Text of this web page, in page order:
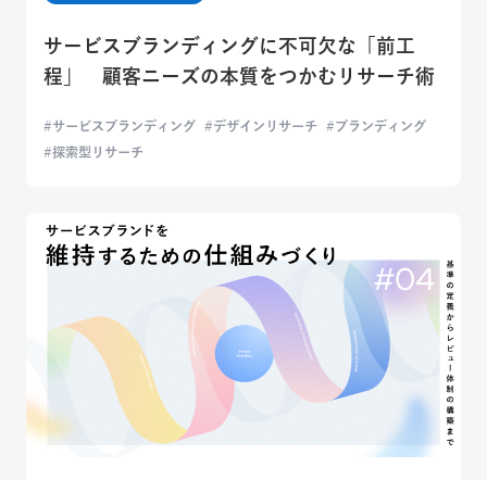
サービスブランディングに不可欠な「前工
程」 顧客ニーズの本質をつかむリサーチ術
サービスブランディング デザインリサーチ
ブランディング
探索型リサーチ